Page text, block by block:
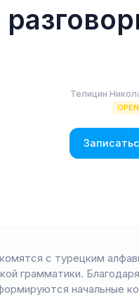
Телицин
с турецким
грамматики.
начальные